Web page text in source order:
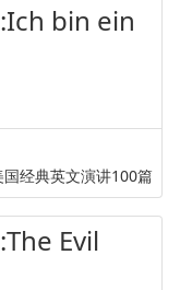
bin ein
国经典英文演讲100篇
Evil